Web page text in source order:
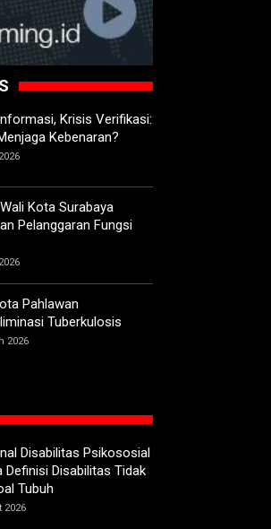
Krisis Verifikasi:
Kebenaran?
Kota Surabaya
Pelanggaran Fungsi
Pahlawan
Tuberkulosis
2026
Disabilitas Psikososial
Definisi Disabilitas Tidak
Tubuh
2026